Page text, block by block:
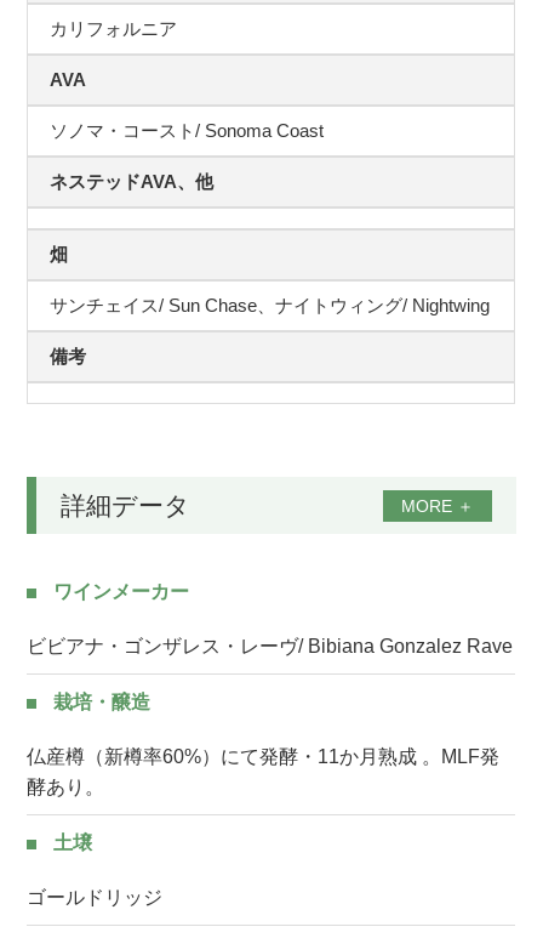
カリフォルニア
AVA
ソノマ・コースト/ Sonoma Coast
ネステッドAVA、他
畑
サンチェイス/ Sun Chase、ナイトウィング/ Nightwing
備考
詳細データ MORE ＋
ワインメーカー
ビビアナ・ゴンザレス・レーヴ/ Bibiana Gonzalez Rave
栽培・醸造
仏産樽（新樽率60%）にて発酵・11か月熟成 。MLF発
酵あり。
土壌
ゴールドリッジ